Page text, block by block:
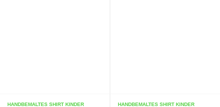
HANDBEMALTES SHIRT KINDER HANDBEMALTES SHIRT KINDER